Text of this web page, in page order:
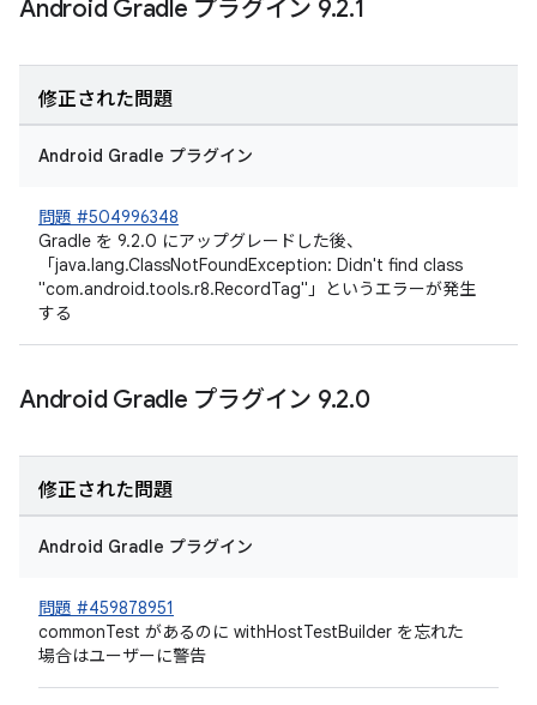
Android Gradle プラグイン 9.2.1
修正された問題
Android Gradle プラグイン
問題 #504996348
Gradle を 9.2.0 にアップグレードした後、
「java.lang.ClassNotFoundException: Didn't find class
"com.android.tools.r8.RecordTag"」というエラーが発生
する
Android Gradle プラグイン 9.2.0
修正された問題
Android Gradle プラグイン
問題 #459878951
commonTest があるのに withHostTestBuilder を忘れた
場合はユーザーに警告